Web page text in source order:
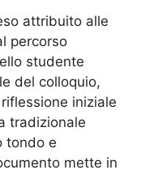
attribuito alle
percorso
studente
del colloquio,
iniziale
tradizionale
tondo e
mette in